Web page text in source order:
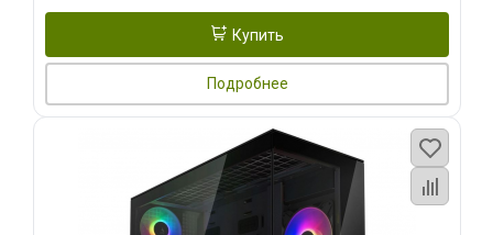
Купить
Подробнее